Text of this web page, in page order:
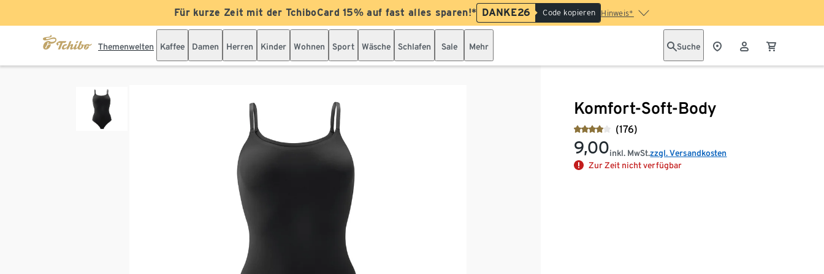
Für kurze Zeit mit der TchiboCard 15% auf fast alles sparen!* DANKE26 Code kopieren Hinweis*
Themenwelten Kaffee Damen Herren Kinder Wohnen Sport Wäsche Schlafen Sale Mehr Suche
Komfort-Soft-Body
(176)
9,00inkl. MwSt.zzgl. Versandkosten
Zur Zeit nicht verfügbar